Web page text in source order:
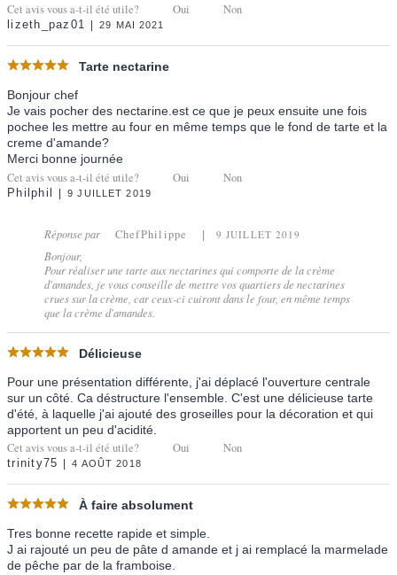
Cet avis vous a-t-il été utile? Oui Non
lizeth_paz01 29 MAI 2021
Tarte nectarine
Bonjour chef
Je vais pocher des nectarine.est ce que je peux ensuite une fois
pochee les mettre au four en même temps que le fond de tarte et la
creme d'amande?
Merci bonne journée
Cet avis vous a-t-il été utile? Oui Non
Philphil 9 JUILLET 2019
Réponse par ChefPhilippe 9 JUILLET 2019
Bonjour,
Pour réaliser une tarte aux nectarines qui comporte de la crème
d'amandes, je vous conseille de mettre vos quartiers de nectarines
crues sur la crème, car ceux-ci cuiront dans le four, en même temps
que la crème d'amandes.
Délicieuse
Pour une présentation différente, j'ai déplacé l'ouverture centrale
sur un côté. Ca déstructure l'ensemble. C'est une délicieuse tarte
d'été, à laquelle j'ai ajouté des groseilles pour la décoration et qui
apportent un peu d'acidité.
Cet avis vous a-t-il été utile? Oui Non
trinity75 4 AOÛT 2018
À faire absolument
Tres bonne recette rapide et simple.
J ai rajouté un peu de pâte d amande et j ai remplacé la marmelade
de pêche par de la framboise.